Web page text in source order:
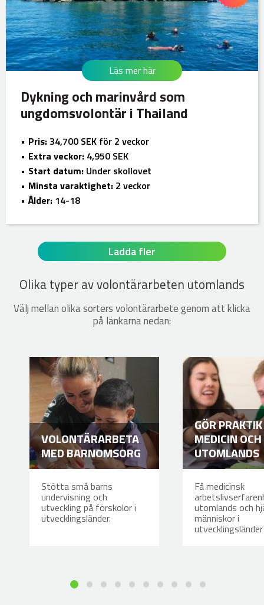
Dykning och marinvård som
ungdomsvolontär i Thailand
Läs mer här
Pris:34,700 SEK för 2 veckor
Extra veckor: 4,950 SEK
Start datum: Under skollovet
Minsta varaktighet: 2 veckor
Ålder: 14-18
Ladda fler
Olika typer av volontärarbeten utomlands
Välj mellan olika sorters volontärarbete genom att klicka
på länkarna nedan:
VOLONTÄRARBETA
MED BARNOMSORG
Stötta små barns
undervisning och
utveckling på förskolor i
utvecklingsländer.
GÖR
MEDICIN
UTOMLANDS
Få medicinsk
utomlands och
människor i
utvecklingsländer